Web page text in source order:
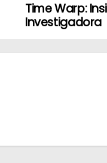
Time Warp:
Investigadora